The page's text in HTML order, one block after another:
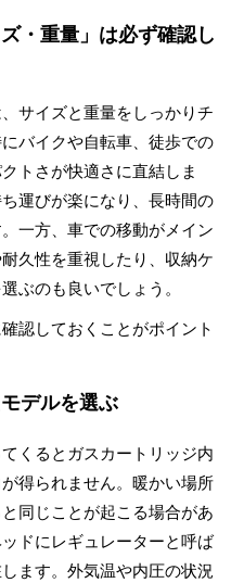
・重量」は必ず確認し
サイズと重量をしっかりチ
バイクや自転車、徒歩での
トさが快適さに直結しま
運びが楽になり、長時間の
一方、車での移動がメイン
久性を重視したり、収納ケ
ぶのも良いでしょう。
認しておくことがポイント
デルを選ぶ
くるとガスカートリッジ内
得られません。暖かい場所
同じことが起こる場合があ
ドにレギュレーターと呼ば
ます。外気温や内圧の状況